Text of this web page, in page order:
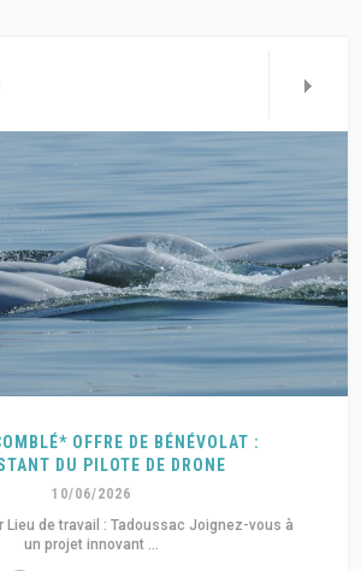
OFFRE DE BÉNÉVOLAT :
DU PILOTE DE DRONE
10/06/2026
Lieu de travail : Tadoussac Joignez-vous à
un projet innovant ...